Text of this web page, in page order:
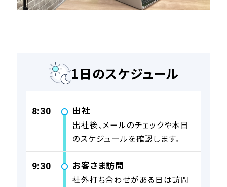
1日のスケジュール
8:30 出社
出社後、メールのチェックや本日
のスケジュールを確認します。
9:30 お客さま訪問
社外打ち合わせがある日は訪問